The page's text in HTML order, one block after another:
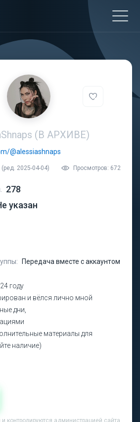
(В АРХИВЕ)
@alessiashnaps
2025-04-04) Просмотров: 672
278
указан
Передача вместе с аккаунтом
году
и вёлся лично мной
дни,
материалы для
наличие)
контролируются администрацией сайта